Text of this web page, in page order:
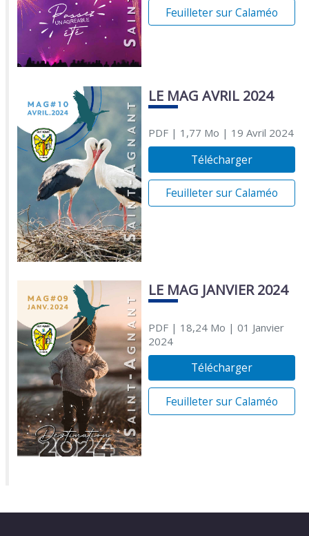
Feuilleter sur Calaméo
LE MAG AVRIL 2024
PDF| 1,77 Mo | 19 Avril 2024
Télécharger
Feuilleter sur Calaméo
LE MAG JANVIER 2024
PDF| 18,24 Mo | 01 Janvier
2024
Télécharger
Feuilleter sur Calaméo